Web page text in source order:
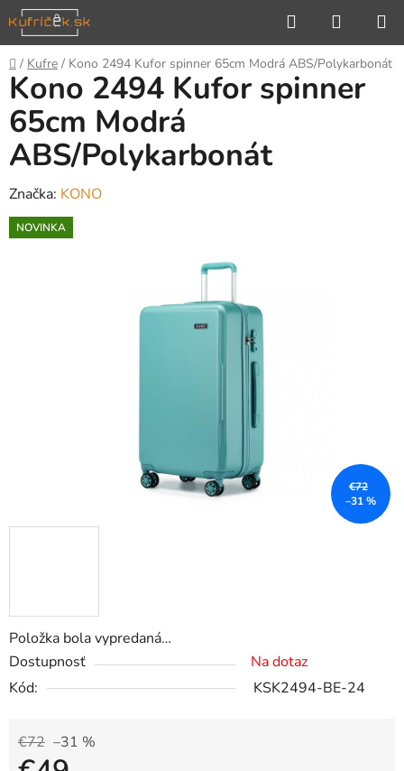
Prejsť
na
obsah
Hľadať
KOŠÍK
Domov
/ Kufre / Kono 2494 Kufor spinner 65cm Modrá ABS/Polykarbonát
Položka bola vypredaná…
Dostupnosť
Na dotaz
Kód:
KSK2494-BE-24
€72 –31 %
Kono 2494 Kufor spinner
65cm Modrá
ABS/Polykarbonát
Značka: KONO
NOVINKA
€72
–31 %